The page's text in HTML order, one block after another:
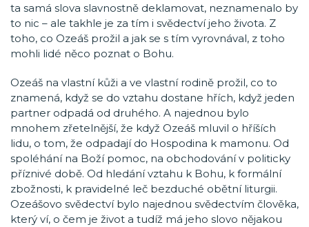
ta samá slova slavnostně deklamovat, neznamenalo by
to nic – ale takhle je za tím i svědectví jeho života. Z
toho, co Ozeáš prožil a jak se s tím vyrovnával, z toho
mohli lidé něco poznat o Bohu.
Ozeáš na vlastní kůži a ve vlastní rodině prožil, co to
znamená, když se do vztahu dostane hřích, když jeden
partner odpadá od druhého. A najednou bylo
mnohem zřetelnější, že když Ozeáš mluvil o hříších
lidu, o tom, že odpadají do Hospodina k mamonu. Od
spoléhání na Boží pomoc, na obchodování v politicky
příznivé době. Od hledání vztahu k Bohu, k formální
zbožnosti, k pravidelné leč bezduché obětní liturgii.
Ozeášovo svědectví bylo najednou svědectvím člověka,
který ví, o čem je život a tudíž má jeho slovo nějakou